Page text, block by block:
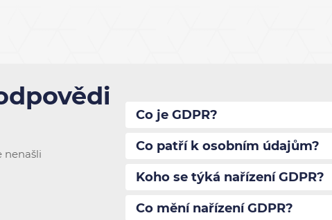
nenašli
Co je GDPR?
Co patří k osobním údajům?
Koho se týká nařízení GDPR?
Co mění nařízení GDPR?